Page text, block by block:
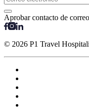
Aprobar contacto de correo
© 2026 P1 Travel